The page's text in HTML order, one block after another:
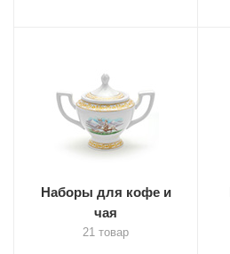
Наборы для кофе и
чая
21 товар